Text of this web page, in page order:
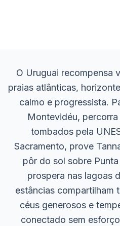
O Uruguai recompensa
praias atlânticas,
calmo e progressista.
Montevidéu,
tombados pela
Sacramento, prove
pôr do sol sobre
prospera nas lagoas
estâncias compartilham
céus generosos e
conectado sem